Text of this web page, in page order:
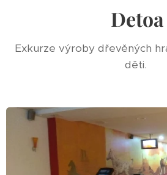
Detoa
Exkurze výroby dřevěných
děti.